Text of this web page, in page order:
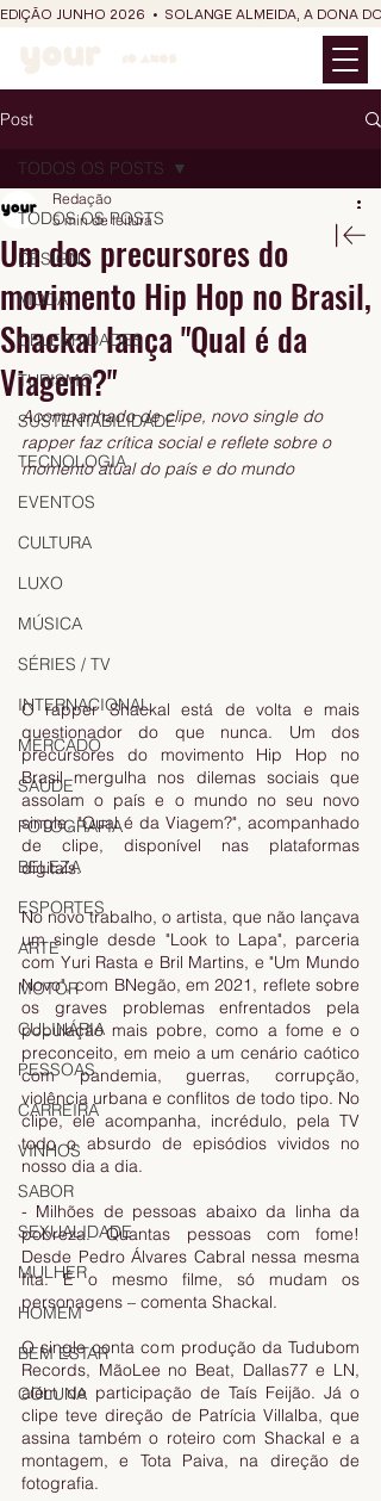
EDIÇÃO JUNHO 2026  •  SOLANGE ALMEIDA, A DONA
Post
TODOS OS POSTS
DESIGN
MODA
CELEBRIDADES
TURISMO
SUSTENTABILIDADE
TECNOLOGIA
EVENTOS
CULTURA
LUXO
MÚSICA
SÉRIES / TV
INTERNACIONAL
MERCADO
SAÚDE
FOTOGRAFIA
BELEZA
ESPORTES
ARTE
MOTOR
CULINÁRIA
PESSOAS
CARREIRA
VINHOS
SABOR
SEXUALIDADE
MULHER
HOMEM
BEM ESTAR
COLUNA
TODOS OS POSTS
Um dos precursores do
movimento Hip Hop no Brasil,
Shackal lança "Qual é da
Viagem?"
Redação
5 min de leitura
Acompanhado de clipe, novo single do
rapper faz crítica social e reflete sobre o
momento atual do país e do mundo
O rapper Shackal está de volta e mais
questionador do que nunca. Um dos
precursores do movimento Hip Hop no
Brasil mergulha nos dilemas sociais que
assolam o país e o mundo no seu novo
single, "Qual é da Viagem?", acompanhado
de clipe, disponível nas plataformas
digitais.
No novo trabalho, o artista, que não lançava
um single desde "Look to Lapa", parceria
com Yuri Rasta e Bril Martins, e "Um Mundo
Novo", com BNegão, em 2021, reflete sobre
os graves problemas enfrentados pela
população mais pobre, como a fome e o
preconceito, em meio a um cenário caótico
com pandemia, guerras, corrupção,
violência urbana e conflitos de todo tipo. No
clipe, ele acompanha, incrédulo, pela TV
todo o absurdo de episódios vividos no
nosso dia a dia.
- Milhões de pessoas abaixo da linha da
pobreza. Quantas pessoas com fome!
Desde Pedro Álvares Cabral nessa mesma
fita. É o mesmo filme, só mudam os
personagens – comenta Shackal.
O single conta com produção da Tudubom
Records, MãoLee no Beat, Dallas77 e LN,
além de participação de Taís Feijão. Já o
clipe teve direção de Patrícia Villalba, que
assina também o roteiro com Shackal e a
montagem, e Tota Paiva, na direção de
fotografia.